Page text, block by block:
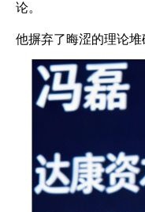
论。
他摒弃了晦涩的理论